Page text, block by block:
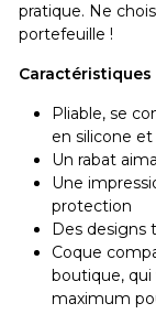
pratique. Ne
portefeuille !
Caractéristiques
Pliable, se
en silicone
Un rabat
Une
protection
Des designs
Coque
boutique,
maximum